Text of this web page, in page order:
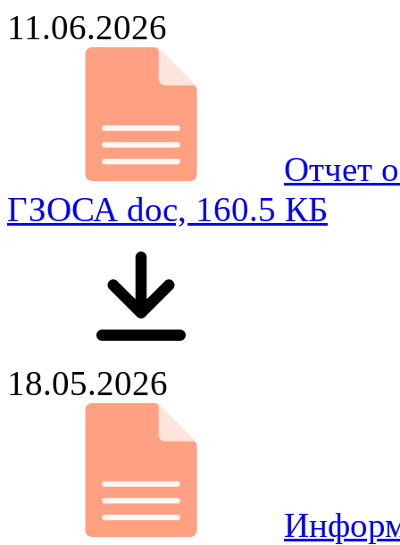
11.06.2026
Отчет
ГЗОСА doc, 160.5 КБ
18.05.2026